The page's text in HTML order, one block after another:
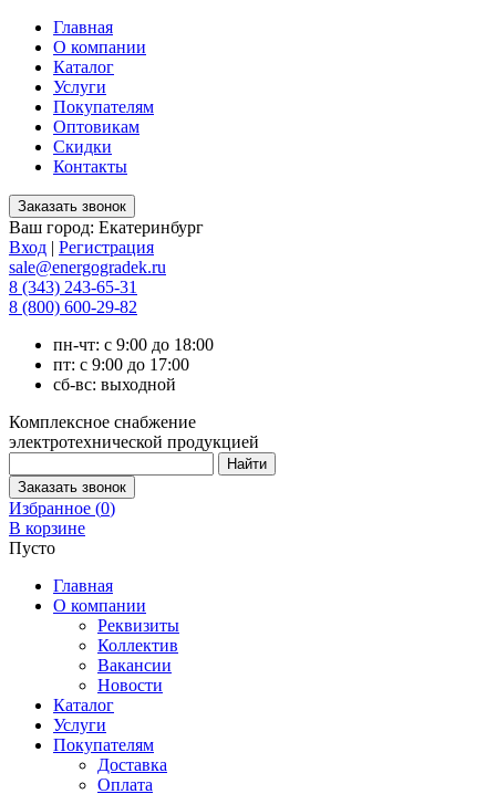
Главная
О компании
Каталог
Услуги
Покупателям
Оптовикам
Скидки
Контакты
Ваш город: Екатеринбург
Вход | Регистрация
sale@energogradek.ru
8 (343) 243-65-31
8 (800) 600-29-82
пн-чт: с 9:00 до 18:00
пт: с 9:00 до 17:00
сб-вс: выходной
Комплексное снабжение
электротехнической продукцией
Избранное (0)
В корзине
Пусто
Главная
О компании
Реквизиты
Коллектив
Вакансии
Новости
Каталог
Услуги
Покупателям
Доставка
Оплата